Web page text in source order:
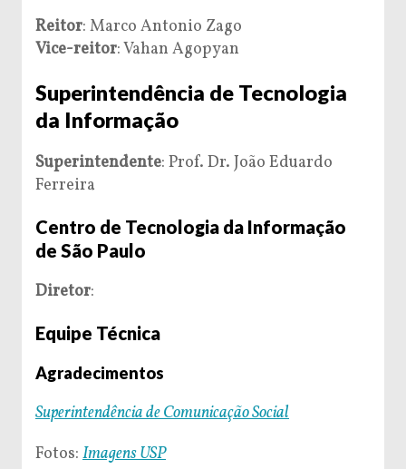
Reitor: Marco Antonio Zago
Vice-reitor: Vahan Agopyan
Superintendência de Tecnologia
da Informação
Superintendente: Prof. Dr. João Eduardo
Ferreira
Centro de Tecnologia da Informação
de São Paulo
Diretor:
Equipe Técnica
Agradecimentos
Superintendência de Comunicação Social
Fotos: Imagens USP